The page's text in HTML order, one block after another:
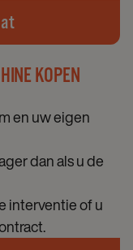
KOPEN
en uw eigen
dan als u de
interventie of u